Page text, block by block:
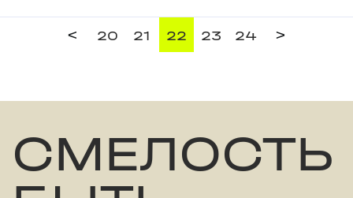
< 20 21 22 23 24 >
СМЕЛОСТЬ